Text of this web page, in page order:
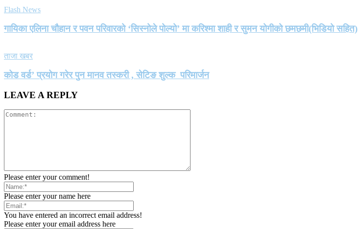
Flash News
गायिका एलिना चौहान र पवन परिवारको ‘सिस्नोले पोल्यो’ मा करिश्मा शाही र सुमन योगीको छमछमी(भिडियो सहित)
ताजा खबर
कोड वर्ड’ प्रयोग गरेर पुन मानव तस्करी , सेटिङ शुल्क परिमार्जन
LEAVE A REPLY
Please enter your comment!
Please enter your name here
You have entered an incorrect email address!
Please enter your email address here